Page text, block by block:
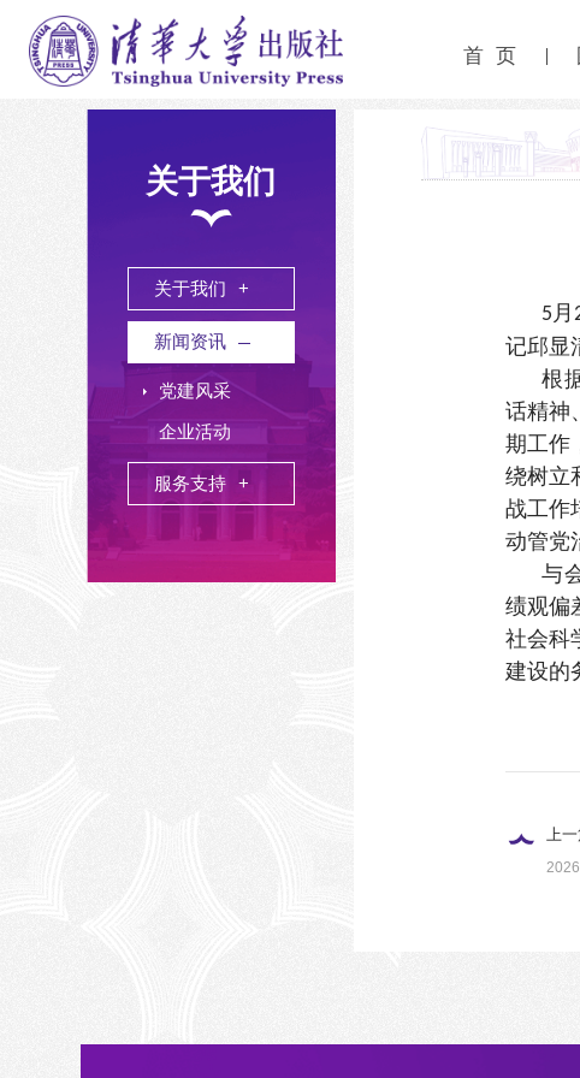
首 页
关于我们
关于我们
新闻资讯
党建风采
企业活动
服务支持
5 月
记邱显
根
话精神
期工作
绕树立
战工作
动管党
与
绩观偏
社会科
建设的
上